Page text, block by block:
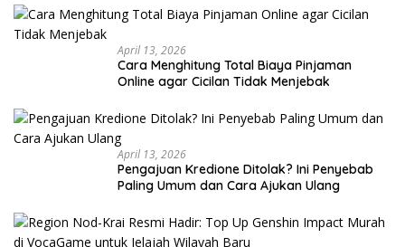
April 13, 2026
Cara Menghitung Total Biaya Pinjaman
Online agar Cicilan Tidak Menjebak
April 13, 2026
Pengajuan Kredione Ditolak? Ini Penyebab
Paling Umum dan Cara Ajukan Ulang